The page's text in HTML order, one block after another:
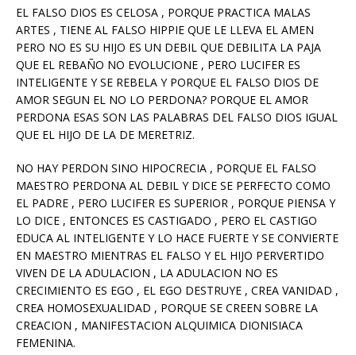
❅ ❅
EL FALSO DIOS ES CELOSA , PORQUE PRACTICA MALAS
ARTES , TIENE AL FALSO HIPPIE QUE LE LLEVA EL AMEN
PERO NO ES SU HIJO ES UN DEBIL QUE DEBILITA LA PAJA
QUE EL REBAÑO NO EVOLUCIONE , PERO LUCIFER ES
INTELIGENTE Y SE REBELA Y PORQUE EL FALSO DIOS DE
AMOR SEGUN EL NO LO PERDONA? PORQUE EL AMOR
PERDONA ESAS SON LAS PALABRAS DEL FALSO DIOS IGUAL
QUE EL HIJO DE LA DE MERETRIZ.
NO HAY PERDON SINO HIPOCRECIA , PORQUE EL FALSO
MAESTRO PERDONA AL DEBIL Y DICE SE PERFECTO COMO
EL PADRE , PERO LUCIFER ES SUPERIOR , PORQUE PIENSA Y
LO DICE , ENTONCES ES CASTIGADO , PERO EL CASTIGO
EDUCA AL INTELIGENTE Y LO HACE FUERTE Y SE CONVIERTE
EN MAESTRO MIENTRAS EL FALSO Y EL HIJO PERVERTIDO
VIVEN DE LA ADULACION , LA ADULACION NO ES
CRECIMIENTO ES EGO , EL EGO DESTRUYE , CREA VANIDAD ,
CREA HOMOSEXUALIDAD , PORQUE SE CREEN SOBRE LA
CREACION , MANIFESTACION ALQUIMICA DIONISIACA
FEMENINA.